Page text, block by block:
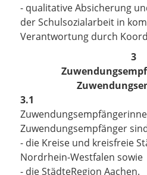
- qualitative Absicherung
der Schulsozialarbeit in
Verantwortung durch
3
3.1
Zuwendungsempfänger
- die Kreise und kreisfreie
Nordrhein-Westfalen sowie
- die StädteRegion Aachen.